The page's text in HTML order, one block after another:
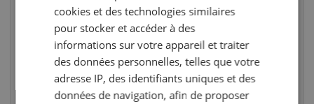
cookies et des technologies similaires
pour stocker et accéder à des
informations sur votre appareil et traiter
des données personnelles, telles que votre
adresse IP, des identifiants uniques et des
données de navigation, afin de proposer